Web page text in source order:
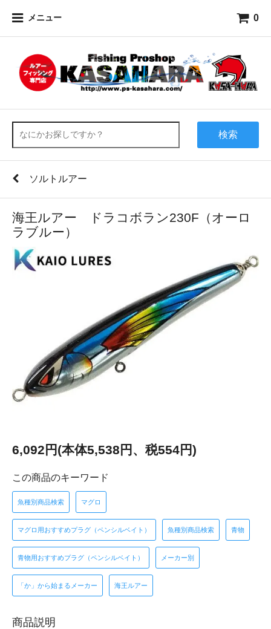
メニュー 0
検索
ソルトルアー
海王ルアー ドラコボラン230F（オーロ
ラブルー）
6,092円(本体5,538円、税554円)
この商品のキーワード
魚種別商品検索 マグロ
マグロ用おすすめプラグ（ペンシルベイト） 魚種別商品検索 青物
青物用おすすめプラグ（ペンシルベイト） メーカー別
「か」から始まるメーカー 海王ルアー
商品説明